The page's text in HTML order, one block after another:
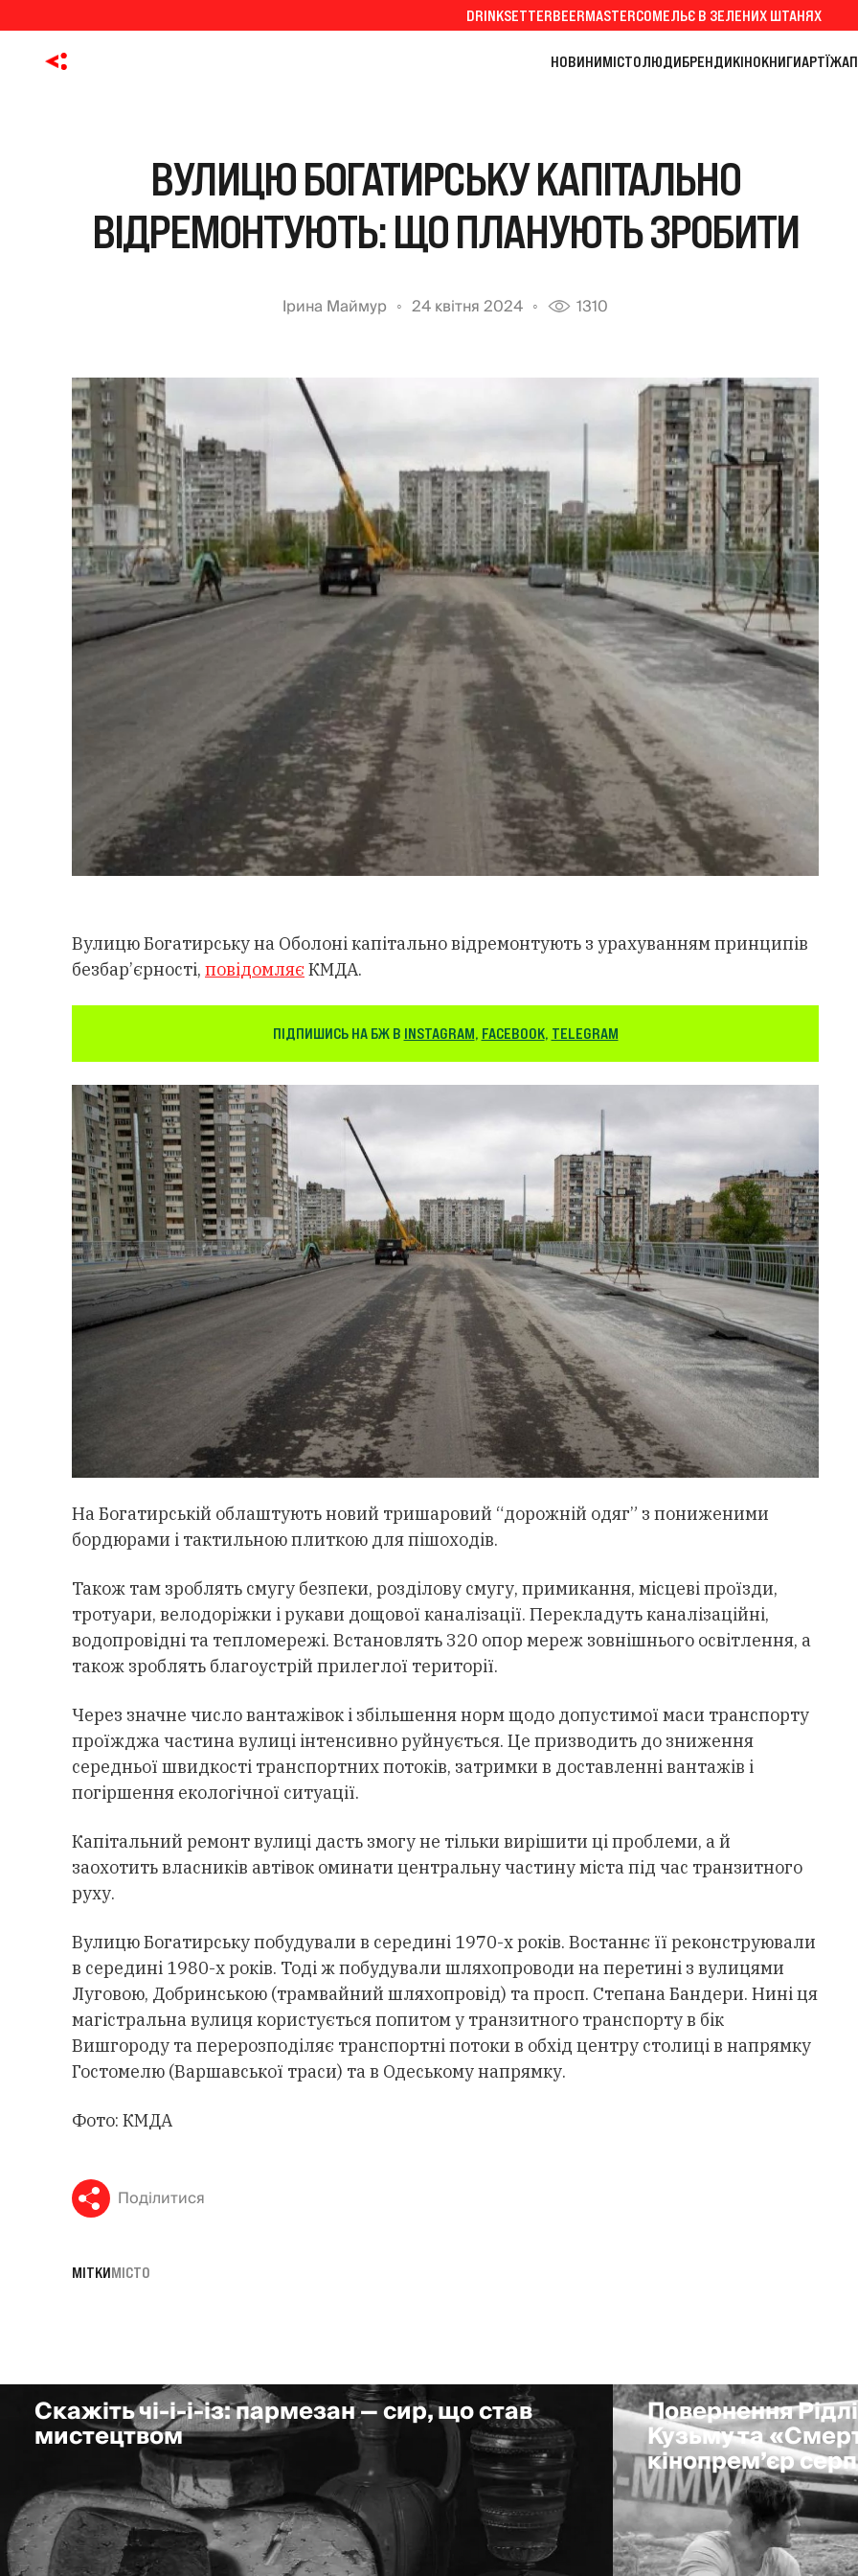
DRINKSETTERBEERMASTERСОМЕЛЬЄ В ЗЕЛЕНИХ ШТАНЯХ
НОВИНИМІСТОЛЮДИБРЕНДИКІНОКНИГИАРТЇЖА
ВУЛИЦЮ БОГАТИРСЬКУ КАПІТАЛЬНО
ВІДРЕМОНТУЮТЬ: ЩО ПЛАНУЮТЬ ЗРОБИТИ
Ірина Маймур 24 квітня 2024 1310
Вулицю Богатирську на Оболоні капітально відремонтують з урахуванням принципів
безбар’єрності, повідомляє КМДА.
ПІДПИШИСЬ НА БЖ В INSTAGRAM, FACEBOOK, TELEGRAM
На Богатирській облаштують новий тришаровий “дорожній одяг” з пониженими
бордюрами і тактильною плиткою для пішоходів.
Також там зроблять смугу безпеки, розділову смугу, примикання, місцеві проїзди,
тротуари, велодоріжки і рукави дощової каналізації. Перекладуть каналізаційні,
водопровідні та тепломережі. Встановлять 320 опор мереж зовнішнього освітлення, а
також зроблять благоустрій прилеглої території.
Через значне число вантажівок і збільшення норм щодо допустимої маси транспорту
проїжджа частина вулиці інтенсивно руйнується. Це призводить до зниження
середньої швидкості транспортних потоків, затримки в доставленні вантажів і
погіршення екологічної ситуації.
Капітальний ремонт вулиці дасть змогу не тільки вирішити ці проблеми, а й
заохотить власників автівок оминати центральну частину міста під час транзитного
руху.
Вулицю Богатирську побудували в середині 1970-х років. Востаннє її реконструювали
в середині 1980-х років. Тоді ж побудували шляхопроводи на перетині з вулицями
Луговою, Добринською (трамвайний шляхопровід) та просп. Степана Бандери. Нині ця
магістральна вулиця користується попитом у транзитного транспорту в бік
Вишгороду та перерозподіляє транспортні потоки в обхід центру столиці в напрямку
Гостомелю (Варшавської траси) та в Одеському напрямку.
Фото: КМДА
Поділитися
МІТКИМІСТО
Скажіть чі-і-і-із: пармезан — сир, що став
мистецтвом
Повернення
Кузьму та
кінопрем’єр